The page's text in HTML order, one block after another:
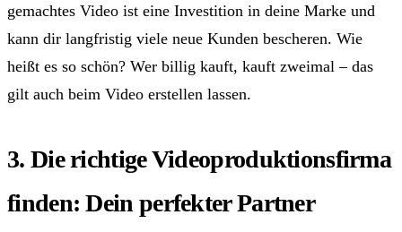
gemachtes Video ist eine Investition in deine Marke und
kann dir langfristig viele neue Kunden bescheren. Wie
heißt es so schön? Wer billig kauft, kauft zweimal – das
gilt auch beim Video erstellen lassen.
3. Die richtige Videoproduktionsfirma
finden: Dein perfekter Partner